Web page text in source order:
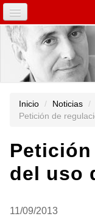
Herramientas
INICIO
EN EUROPA
FOCUS
INICIATIVAS
Inicio / Noticias /
Petición de
del uso
11/09/2013